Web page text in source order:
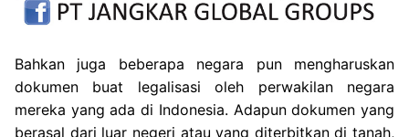
Bahkan juga beberapa negara pun mengharuskan
dokumen buat legalisasi oleh perwakilan negara
mereka yang ada di Indonesia. Adapun dokumen yang
berasal dari luar negeri atau yang diterbitkan di tanah,